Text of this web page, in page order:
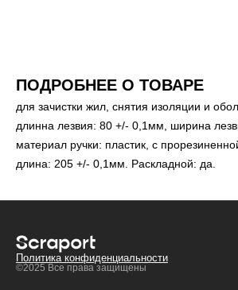
ПОДРОБНЕЕ О ТОВАРЕ
для зачистки жил, снятия изоляции и
длинна лезвия: 80 +/- 0,1мм, ширина
материал ручки: пластик, с
длина: 205 +/- 0,1мм. Раскладной: да.
Политика конфиденциальности
©2025 Все права защищены